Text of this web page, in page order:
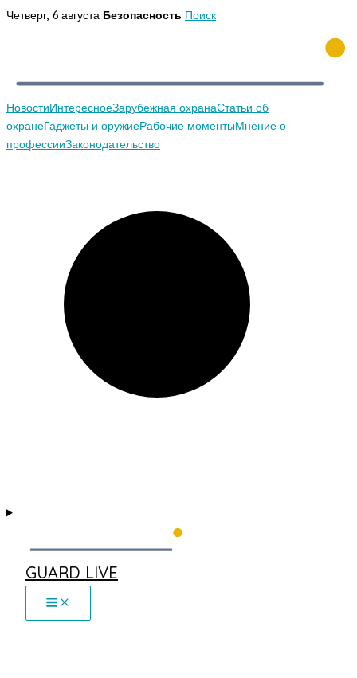
Перейти
Четверг, 6 августа Безопасность Поиск
НовостиИнтересноеЗарубежная охранаСтатьи об
охранеГаджеты и оружиеРабочие моментыМнение о
профессииЗаконодательство
GUARD LIVE